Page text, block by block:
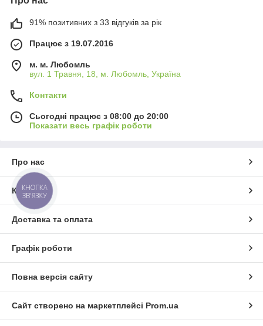
91% позитивних з 33 відгуків за рік
Працює з 19.07.2016
м. м. Любомль
вул. 1 Травня, 18, м. Любомль, Україна
Контакти
Сьогодні працює з 08:00 до 20:00
Показати весь графік роботи
Про нас
Контакти
Доставка та оплата
Графік роботи
Повна версія сайту
Сайт створено на маркетплейсі Prom.ua
КНОПКА
ЗВ'ЯЗКУ